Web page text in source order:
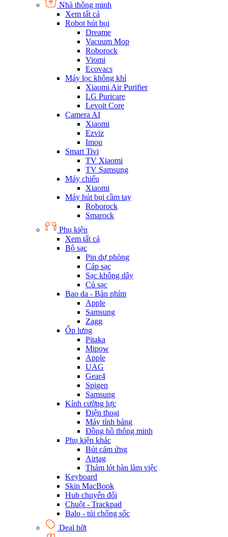
Nhà thông minh
Xem tất cả
Robot hút bụi
Dreame
Vacuum Mop
Roborock
Viomi
Ecovacs
Máy lọc không khí
Xiaomi Air Purifier
LG Puricare
Levoit Core
Camera AI
Xiaomi
Ezviz
Imou
Smart Tivi
TV Xiaomi
TV Samsung
Máy chiếu
Xiaomi
Máy hút bụi cầm tay
Roborock
Smarock
Phụ kiện
Xem tất cả
Bộ sạc
Pin dự phòng
Cáp sạc
Sạc không dây
Củ sạc
Bao da - Bàn phím
Apple
Samsung
Zagg
Ốp lưng
Pitaka
Mipow
Apple
UAG
Gear4
Spigen
Samsung
Kính cường lực
Điện thoại
Máy tính bảng
Đồng hồ thông minh
Phụ kiện khác
Bút cảm ứng
Airtag
Thảm lót bàn làm việc
Keyboard
Skin MacBook
Hub chuyển đổi
Chuột - Trackpad
Balo - túi chống sốc
Deal hời